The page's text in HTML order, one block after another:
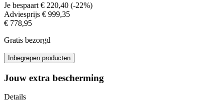
Je bespaart € 220,40 (-22%)
Adviesprijs € 999,35
€ 778,95
Gratis bezorgd
Inbegrepen producten
Jouw extra bescherming
Details